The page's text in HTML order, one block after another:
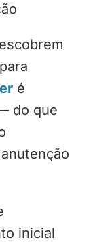
é
do que
inicial